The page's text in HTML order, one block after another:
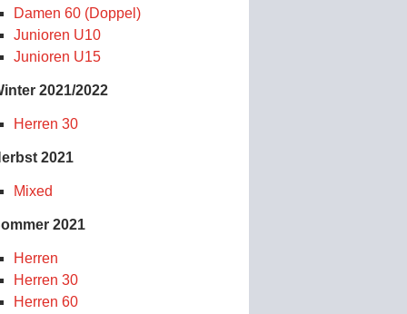
Damen 60 (Doppel)
Junioren U10
Junioren U15
2021/2022
Herren 30
2021
Mixed
2021
Herren
Herren 30
Herren 60